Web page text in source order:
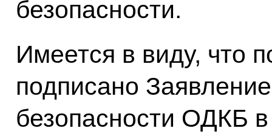
безопасности.
Имеется в виду, что
подписано
безопасности ОДКБ